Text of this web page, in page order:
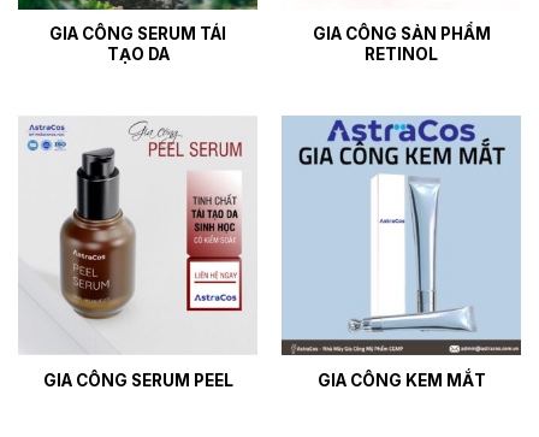
GIA CÔNG SERUM TÁI
TẠO DA
GIA CÔNG SẢN PHẨM
RETINOL
GIA CÔNG SERUM PEEL GIA CÔNG KEM MẮT